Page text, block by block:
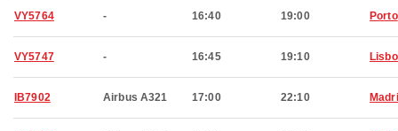
VY5764 - 16:40 19:00 Porto
VY5747 - 16:45 19:10
IB7902 Airbus A321 17:00 22:10